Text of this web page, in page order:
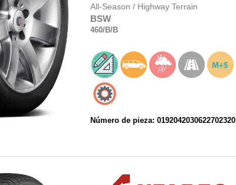
All-Season / Highway Terrain
BSW
460/B/B
Número de pieza: 0192042030622702320